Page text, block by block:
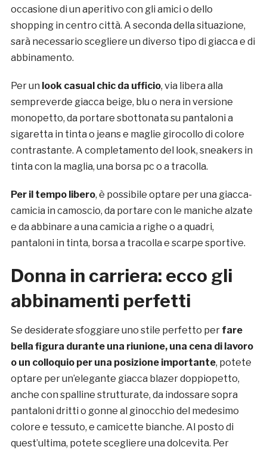
occasione di un aperitivo con gli amici o dello
shopping in centro città. A seconda della situazione,
sarà necessario scegliere un diverso tipo di giacca e di
abbinamento.
Per un look casual chic da ufficio, via libera alla
sempreverde giacca beige, blu o nera in versione
monopetto, da portare sbottonata su pantaloni a
sigaretta in tinta o jeans e maglie girocollo di colore
contrastante. A completamento del look, sneakers in
tinta con la maglia, una borsa pc o a tracolla.
Per il tempo libero, è possibile optare per una giacca-
camicia in camoscio, da portare con le maniche alzate
e da abbinare a una camicia a righe o a quadri,
pantaloni in tinta, borsa a tracolla e scarpe sportive.
Donna in carriera: ecco gli
abbinamenti perfetti
Se desiderate sfoggiare uno stile perfetto per fare
bella figura durante una riunione, una cena di lavoro
o un colloquio per una posizione importante, potete
optare per un’elegante giacca blazer doppiopetto,
anche con spalline strutturate, da indossare sopra
pantaloni dritti o gonne al ginocchio del medesimo
colore e tessuto, e camicette bianche. Al posto di
quest’ultima, potete scegliere una dolcevita. Per